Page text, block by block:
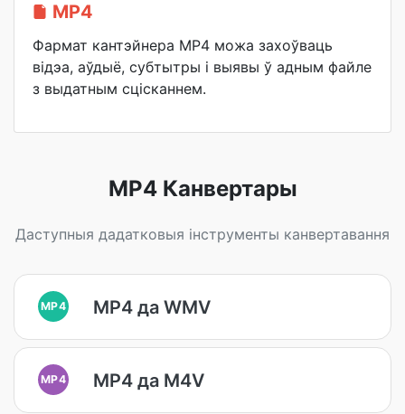
MP4
Фармат кантэйнера MP4 можа захоўваць
відэа, аўдыё, субтытры і выявы ў адным файле
з выдатным сцісканнем.
MP4 Канвертары
Даступныя дадатковыя інструменты канвертавання
MP4 MP4 да WMV
MP4 MP4 да M4V